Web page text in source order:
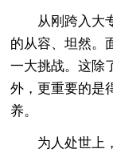
从刚跨入大专
的从容、坦然。
一大挑战。这除
外，更重要的是
养。
为人处世上，